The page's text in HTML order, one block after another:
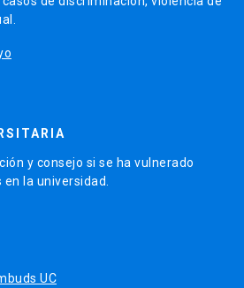
y consejo si se ha vulnerado
la universidad.
UC